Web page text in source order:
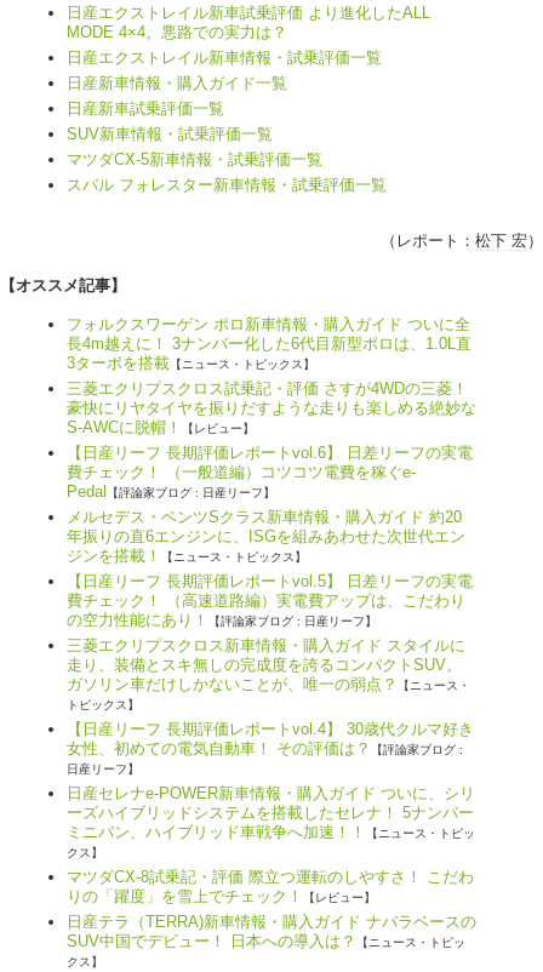
日産エクストレイル新車試乗評価 より進化したALL
MODE 4×4。悪路での実力は？
日産エクストレイル新車情報・試乗評価一覧
日産新車情報・購入ガイド一覧
日産新車試乗評価一覧
SUV新車情報・試乗評価一覧
マツダCX-5新車情報・試乗評価一覧
スバル フォレスター新車情報・試乗評価一覧
（レポート： 松下 宏）
【オススメ記事】
フォルクスワーゲン ポロ新車情報・購入ガイド ついに全
長4m越えに！ 3ナンバー化した6代目新型ポロは、1.0L直
3ターボを搭載 【ニュース・トピックス】
三菱エクリプスクロス試乗記・評価 さすが4WDの三菱！
豪快にリヤタイヤを振りだすような走りも楽しめる絶妙な
S-AWCに脱帽！
【レビュー】
【日産リーフ 長期評価レポートvol.6】 日差リーフの実電
費チェック！ （一般道編）コツコツ電費を稼ぐe-
Pedal
【評論家ブログ : 日産リーフ】
メルセデス・ベンツSクラス新車情報・購入ガイド 約20
年振りの直6エンジンに、ISGを組みあわせた次世代エン
ジンを搭載！
【ニュース・トピックス】
【日産リーフ 長期評価レポートvol.5】 日差リーフの実電
費チェック！ （高速道路編）実電費アップは、こだわり
の空力性能にあり！
【評論家ブログ : 日産リーフ】
三菱エクリプスクロス新車情報・購入ガイド スタイルに
走り、装備とスキ無しの完成度を誇るコンパクトSUV。
ガソリン車だけしかないことが、唯一の弱点？
【ニュース・
トピックス】
【日産リーフ 長期評価レポートvol.4】 30歳代クルマ好き
女性、初めての電気自動車！ その評価は？
【評論家ブログ :
日産リーフ】
日産セレナe-POWER新車情報・購入ガイド ついに、シリ
ーズハイブリッドシステムを搭載したセレナ！ 5ナンバー
ミニバン、ハイブリッド車戦争へ加速！！
【ニュース・トピッ
クス】
マツダCX-8試乗記・評価 際立つ運転のしやすさ！ こだわ
りの「躍度」を雪上でチェック！
【レビュー】
日産テラ（TERRA)新車情報・購入ガイド ナバラベースの
SUV中国でデビュー！ 日本への導入は？
【ニュース・トピッ
クス】